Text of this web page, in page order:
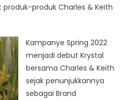
produk Charles & Keith
Kampanye Spring 2022
menjadi debut Krystal
bersama Charles & Keith
sejak penunjukkannya
sebagai Brand